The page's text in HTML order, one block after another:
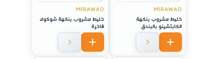
MIRAWAD
خليط مشروب بنكهة
الكابتشينو بالبندق
MIRAWAD
خليط مشروب بنكهة شوكولا
فاخرة